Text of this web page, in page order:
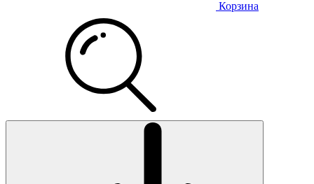
Корзина